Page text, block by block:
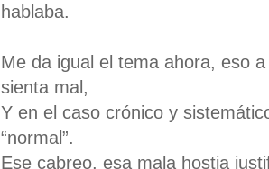
hablaba.
Me da igual el tema ahora, eso
sienta mal,
Y en el caso crónico y
“normal”.
Ese cabreo, esa mala hostia